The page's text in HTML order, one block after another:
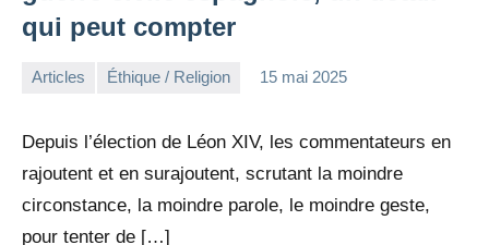
qui peut compter
Articles Éthique / Religion 15 mai 2025
Depuis l’élection de Léon XIV, les commentateurs en
rajoutent et en surajoutent, scrutant la moindre
circonstance, la moindre parole, le moindre geste,
pour tenter de […]